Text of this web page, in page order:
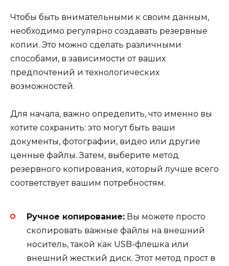
Чтобы быть внимательными к своим данным,
необходимо регулярно создавать резервные
копии. Это можно сделать различными
способами, в зависимости от ваших
предпочтений и технологических
возможностей.
Для начала, важно определить, что именно вы
хотите сохранить: это могут быть ваши
документы, фотографии, видео или другие
ценные файлы. Затем, выберите метод
резервного копирования, который лучше всего
соответствует вашим потребностям.
Ручное копирование: Вы можете просто
скопировать важные файлы на внешний
носитель, такой как USB-флешка или
внешний жесткий диск. Этот метод прост в